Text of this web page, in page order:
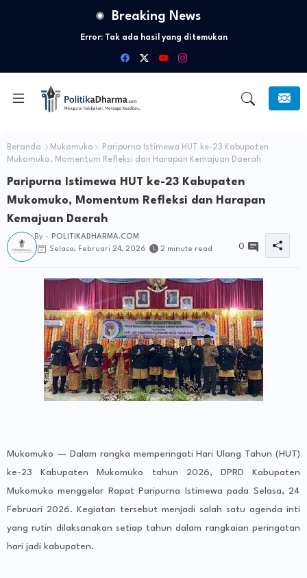
Breaking News
Error:Tak ada hasil yang ditemukan
Beranda Mukomuko
Paripurna Istimewa HUT ke-23 Kabupaten
Mukomuko, Momentum Refleksi dan Harapan Kemajuan Daerah
Paripurna Istimewa HUT ke-23 Kabupaten
Mukomuko, Momentum Refleksi dan Harapan
Kemajuan Daerah
By -
POLITIKADHARMA.COM
Selasa, Februari 24, 2026
2 minute read 0
Mukomuko — Dalam rangka memperingati Hari Ulang Tahun (HUT)
ke-23 Kabupaten Mukomuko tahun 2026, DPRD Kabupaten
Mukomuko menggelar Rapat Paripurna Istimewa pada Selasa, 24
Februari 2026. Kegiatan tersebut menjadi salah satu agenda inti
yang rutin dilaksanakan setiap tahun dalam rangkaian peringatan
hari jadi kabupaten.